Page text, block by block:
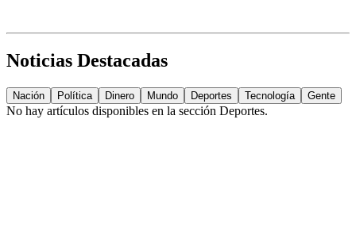
Noticias Destacadas
Nación Política Dinero Mundo Deportes Tecnología Gente
No hay artículos disponibles en la sección Deportes.